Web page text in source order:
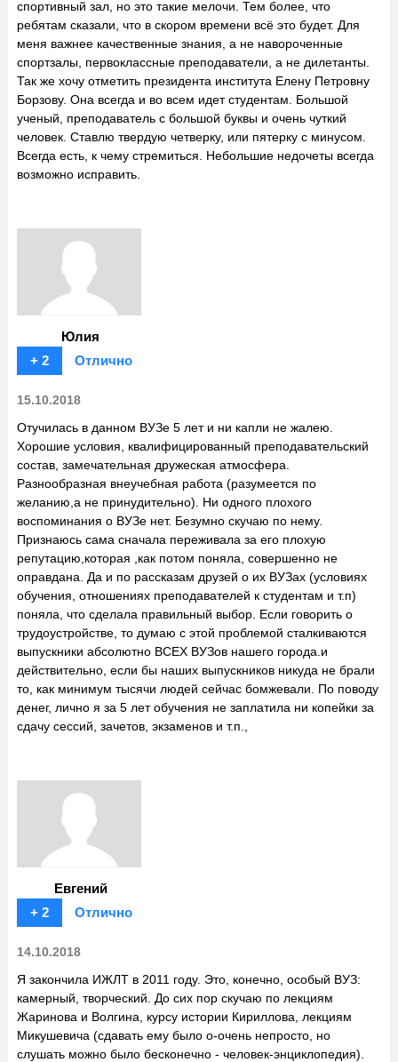
спортивный зал, но это такие мелочи. Тем более, что
ребятам сказали, что в скором времени всё это будет. Для
меня важнее качественные знания, а не навороченные
спортзалы, первоклассные преподаватели, а не дилетанты.
Так же хочу отметить президента института Елену Петровну
Борзову. Она всегда и во всем идет студентам. Большой
ученый, преподаватель с большой буквы и очень чуткий
человек. Ставлю твердую четверку, или пятерку с минусом.
Всегда есть, к чему стремиться. Небольшие недочеты всегда
возможно исправить.
Юлия
+ 2
Отлично
15.10.2018
Отучилась в данном ВУЗе 5 лет и ни капли не жалею.
Хорошие условия, квалифицированный преподавательский
состав, замечательная дружеская атмосфера.
Разнообразная внеучебная работа (разумеется по
желанию,а не принудительно). Ни одного плохого
воспоминания о ВУЗе нет. Безумно скучаю по нему.
Признаюсь сама сначала переживала за его плохую
репутацию,которая ,как потом поняла, совершенно не
оправдана. Да и по рассказам друзей о их ВУЗах (условиях
обучения, отношениях преподавателей к студентам и т.п)
поняла, что сделала правильный выбор. Если говорить о
трудоустройстве, то думаю с этой проблемой сталкиваются
выпускники абсолютно ВСЕХ ВУЗов нашего города.и
действительно, если бы наших выпускников никуда не брали
то, как минимум тысячи людей сейчас бомжевали. По поводу
денег, лично я за 5 лет обучения не заплатила ни копейки за
сдачу сессий, зачетов, экзаменов и т.п.,
Евгений
+ 2
Отлично
14.10.2018
Я закончила ИЖЛТ в 2011 году. Это, конечно, особый ВУЗ:
камерный, творческий. До сих пор скучаю по лекциям
Жаринова и Волгина, курсу истории Кириллова, лекциям
Микушевича (сдавать ему было о-очень непросто, но
слушать можно было бесконечно - человек-энциклопедия).